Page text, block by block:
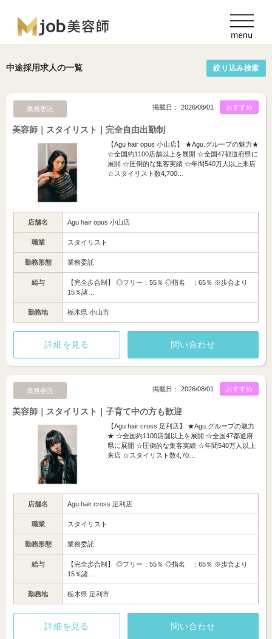
中途採用求人の一覧 絞り込み検索
業務委託 おすすめ
掲載日： 2026/08/01
美容師｜スタイリスト｜完全自由出勤制
【Agu hair opus 小山店】 ★Agu.グループの魅力★
☆全国約1100店舗以上を展開 ☆全国47都道府県に
展開 ☆圧倒的な集客実績 ☆年間540万人以上来店
☆スタイリスト数4,700…
店舗名 Agu hair opus 小山店
職業 スタイリスト
勤務形態 業務委託
給与
【完全歩合制】 ◎フリー：55％ ◎指名 ：65％ ※歩合より
15％諸…
勤務地 栃木県 小山市
詳細を見る 問い合わせ
業務委託 おすすめ
掲載日： 2026/08/01
美容師｜スタイリスト｜子育て中の方も歓迎
【Agu hair cross 足利店】 ★Agu.グループの魅力
★ ☆全国約1100店舗以上を展開 ☆全国47都道府
県に展開 ☆圧倒的な集客実績 ☆年間540万人以上
来店 ☆スタイリスト数4,70…
店舗名 Agu hair cross 足利店
職業 スタイリスト
勤務形態 業務委託
給与
【完全歩合制】 ◎フリー：55％ ◎指名 ：65％ ※歩合より
15％諸…
勤務地 栃木県 足利市
詳細を見る 問い合わせ